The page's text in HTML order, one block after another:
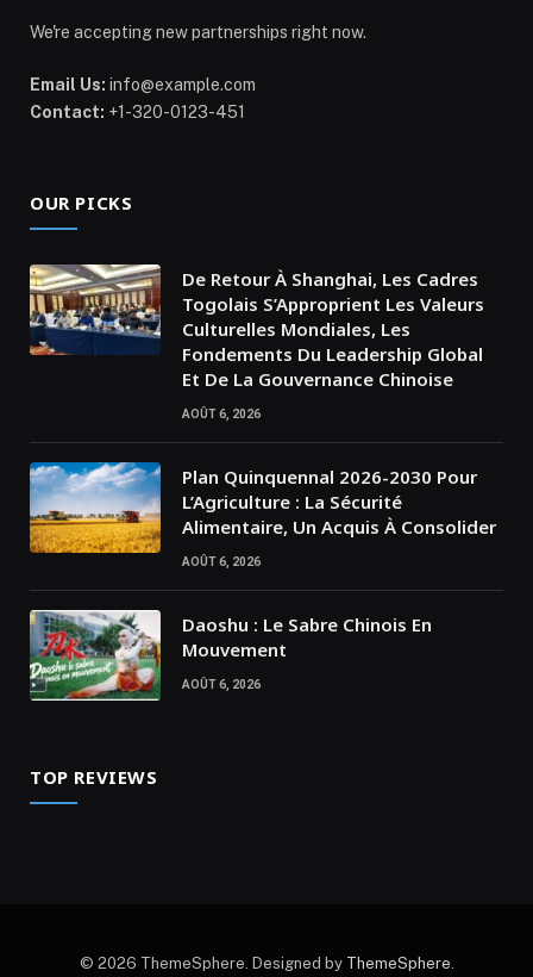
We're accepting new partnerships right now.
Email Us: info@example.com
Contact: +1-320-0123-451
OUR PICKS
De Retour À Shanghai, Les Cadres
Togolais S’Approprient Les Valeurs
Culturelles Mondiales, Les
Fondements Du Leadership Global
Et De La Gouvernance Chinoise
AOÛT 6, 2026
Plan Quinquennal 2026-2030 Pour
L’Agriculture : La Sécurité
Alimentaire, Un Acquis À Consolider
AOÛT 6, 2026
Daoshu : Le Sabre Chinois En
Mouvement
AOÛT 6, 2026
TOP REVIEWS
© 2026 ThemeSphere. Designed by ThemeSphere.